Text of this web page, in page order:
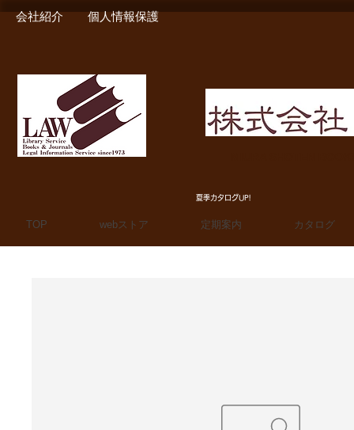
会社紹介 個人情報保護
夏季カタログUP!
TOP webストア 定期案内 カタログ